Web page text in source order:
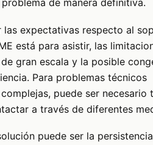
de manera definitiva.
expectativas respecto al
está para asistir, las
gran escala y la posible
Para problemas técnicos
puede ser necesario
a través de diferentes
puede ser la